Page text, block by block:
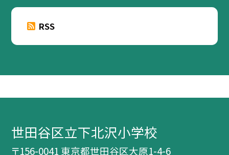
RSS
世田谷区立下北沢小学校
〒156-0041 東京都世田谷区大原1-4-6